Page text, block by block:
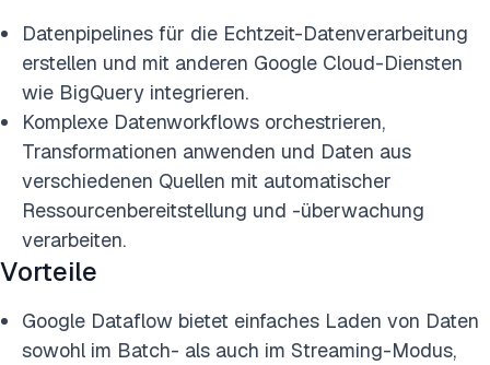
Datenpipelines für die Echtzeit-Datenverarbeitung
erstellen und mit anderen Google Cloud-Diensten
wie BigQuery integrieren.
Komplexe Datenworkflows orchestrieren,
Transformationen anwenden und Daten aus
verschiedenen Quellen mit automatischer
Ressourcenbereitstellung und -überwachung
verarbeiten.
Vorteile
Google Dataflow bietet einfaches Laden von Daten
sowohl im Batch- als auch im Streaming-Modus,